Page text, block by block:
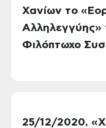
Χανίων το
Αλληλεγγύης»
Φιλόπτωχο
25/12/2020,